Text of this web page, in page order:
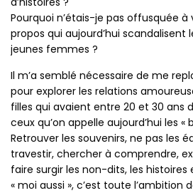
Pourquoi n’étais-je pas offusquée à
propos qui aujourd’hui scandalisent
jeunes femmes ?
Il m’a semblé nécessaire de me
pour explorer les relations
filles qui avaient entre 20 et 30 ans
ceux qu’on appelle aujourd’hui les «
Retrouver les souvenirs, ne pas les
travestir, chercher à comprendre,
faire surgir les non-dits, les
« moi aussi », c’est toute l’ambition